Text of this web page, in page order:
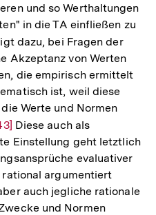
und so Werthaltungen
in die TA einfließen zu
dazu, bei Fragen der
Akzeptanz von Werten
die empirisch ermittelt
ist, weil diese
Werte und Normen
Diese auch als
Einstellung geht letztlich
evaluativer
argumentiert
auch jegliche rationale
und Normen